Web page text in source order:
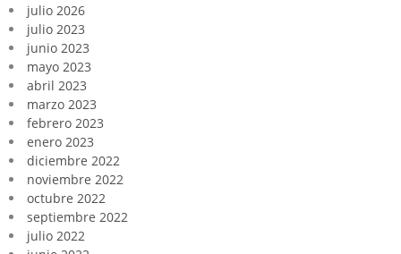
julio 2026
julio 2023
junio 2023
mayo 2023
abril 2023
marzo 2023
febrero 2023
enero 2023
diciembre 2022
noviembre 2022
octubre 2022
septiembre 2022
julio 2022